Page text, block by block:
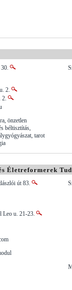
2.
önzetlen
béltisztítás,
tarot
Életreformerek
út 83.
Leo u. 21-23.